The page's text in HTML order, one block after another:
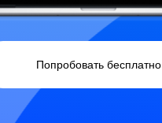
Попробовать бесплатно